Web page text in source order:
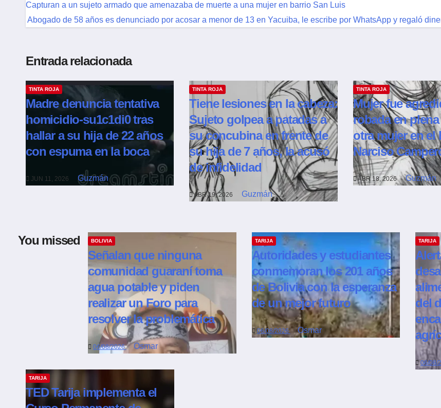
Capturan a un sujeto armado que amenazaba de muerte a una mujer en barrio San Luis
Abogado de 58 años es denunciado por acosar a menor de 13 en Yacuiba, le escribe por WhatsApp y regaló
Entrada relacionada
TINTA ROJA
Madre denuncia tentativa
homicidio-su1c1di0 tras
hallar a su hija de 22 años
con espuma en la boca
JUN 11, 2026 Guzmán
TINTA ROJA
Tiene lesiones en la cabeza:
Sujeto golpea a patadas a
su concubina en frente de
su hija de 7 años, la acusó
de infidelidad
ABR 19, 2026 Guzmán
TINTA ROJA
Mujer fue
robada en
otra mujer en el
Narciso
ABR 18, 2026 Guzmán
You missed BOLIVIA
Señalan que ninguna
comunidad guaraní toma
agua potable y piden
realizar un Foro para
resolver la problemática
06/08/2026 Osmar
TARIJA
Autoridades y estudiantes
conmemoran los 201 años
de Bolivia con la esperanza
de un mejor futuro
06/08/2026 Osmar
TARIJA
del
06/08/
TARIJA
TED Tarija implementa el